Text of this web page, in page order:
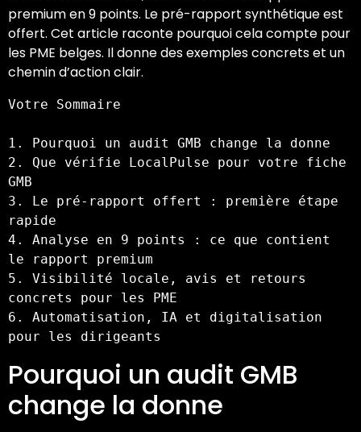
premium en 9 points. Le pré-rapport synthétique est
offert. Cet article raconte pourquoi cela compte pour
les PME belges. Il donne des exemples concrets et un
chemin d’action clair.
Votre Sommaire
1. Pourquoi un audit GMB change la donne
2. Que vérifie LocalPulse pour votre fiche
GMB
3. Le pré-rapport offert : première étape
rapide
4. Analyse en 9 points : ce que contient
le rapport premium
5. Visibilité locale, avis et retours
concrets pour les PME
6. Automatisation, IA et digitalisation
pour les dirigeants
Pourquoi un audit GMB
change la donne